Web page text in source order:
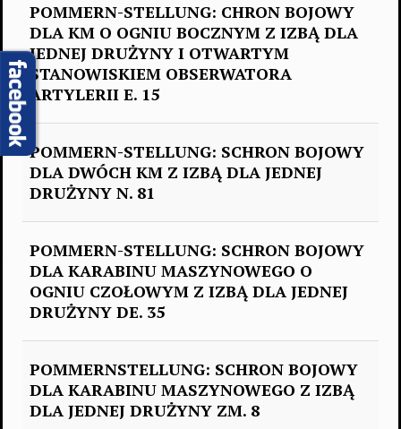
POMMERN-STELLUNG: CHRON BOJOWY
DLA KM O OGNIU BOCZNYM Z IZBĄ DLA
JEDNEJ DRUŻYNY I OTWARTYM
STANOWISKIEM OBSERWATORA
ARTYLERII E. 15
POMMERN-STELLUNG: SCHRON BOJOWY
DLA DWÓCH KM Z IZBĄ DLA JEDNEJ
DRUŻYNY N. 81
POMMERN-STELLUNG: SCHRON BOJOWY
DLA KARABINU MASZYNOWEGO O
OGNIU CZOŁOWYM Z IZBĄ DLA JEDNEJ
DRUŻYNY DE. 35
POMMERNSTELLUNG: SCHRON BOJOWY
DLA KARABINU MASZYNOWEGO Z IZBĄ
DLA JEDNEJ DRUŻYNY ZM. 8